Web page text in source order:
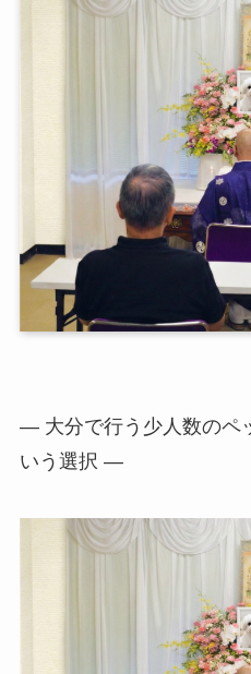
― 大分で行う少人数のペ
いう選択 ―